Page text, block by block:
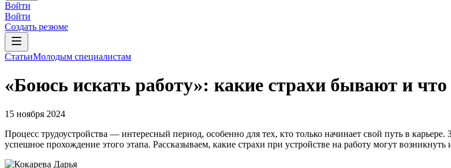
Войти
Войти
Создать резюме
СтатьиМолодым специалистам
«Боюсь искать работу»: какие страхи бывают и
15 ноября 2024
Процесс трудоустройства — интересный период, особенно для тех, кто только начинает свой путь в
успешное прохождение этого этапа. Рассказываем, какие страхи при устройстве на работу могут возникнуть